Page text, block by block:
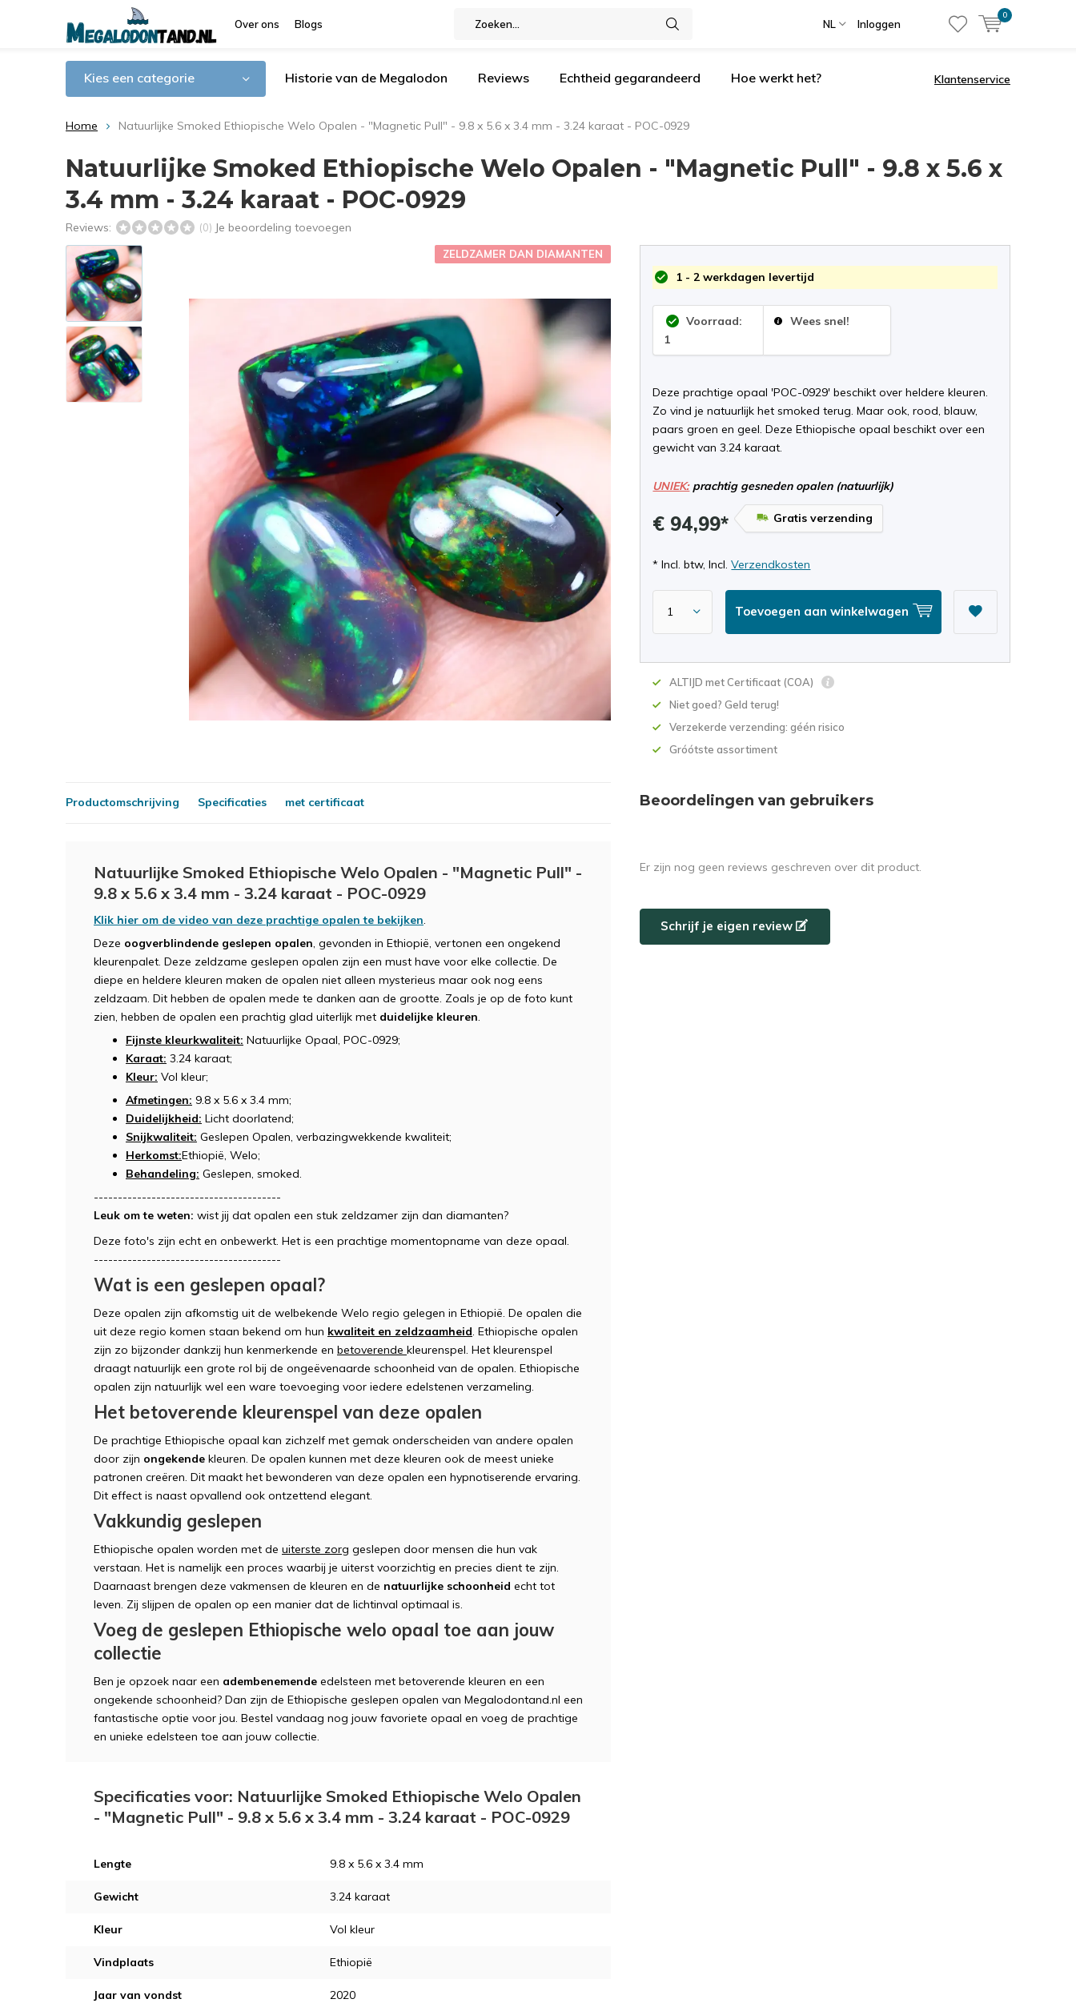
Over ons Blogs NL Inloggen
0
Kies een categorie Historie van de Megalodon Reviews Echtheid gegarandeerd Hoe werkt het? Klantenservice
Home Natuurlijke Smoked Ethiopische Welo Opalen - "Magnetic Pull" - 9.8 x 5.6 x 3.4 mm - 3.24 karaat - POC-0929
Natuurlijke Smoked Ethiopische Welo Opalen - "Magnetic Pull" - 9.8 x 5.6 x
3.4 mm - 3.24 karaat - POC-0929
Reviews: (0) Je beoordeling toevoegen
ZELDZAMER DAN DIAMANTEN
1 - 2 werkdagen levertijd
Voorraad:
1
Wees snel!
Deze prachtige opaal 'POC-0929' beschikt over heldere kleuren.
Zo vind je natuurlijk het smoked terug. Maar ook, rood, blauw,
paars groen en geel. Deze Ethiopische opaal beschikt over een
gewicht van 3.24 karaat.
UNIEK:prachtig gesneden opalen (natuurlijk)
€ 94,99* Gratis verzending
* Incl. btw, Incl.Verzendkosten
Toevoegen aan winkelwagen
ALTIJD met Certificaat (COA)
Niet goed? Geld terug!
Verzekerde verzending: géén risico
Gróótste assortiment
Productomschrijving Specificaties met certificaat
Natuurlijke Smoked Ethiopische Welo Opalen - "Magnetic Pull" -
9.8 x 5.6 x 3.4 mm - 3.24 karaat - POC-0929
Klik hier om de video van deze prachtige opalen te bekijken
Deze oogverblindende geslepen opalen , gevonden in Ethiopië, vertonen een ongekend
kleurenpalet. Deze zeldzame geslepen opalen zijn een must have voor elke collectie. De
diepe en heldere kleuren maken de opalen niet alleen mysterieus maar ook nog eens
zeldzaam. Dit hebben de opalen mede te danken aan de grootte. Zoals je op de foto kunt
zien, hebben de opalen een prachtig glad uiterlijk met duidelijke kleuren
Fijnste kleurkwaliteit: Natuurlijke Opaal, POC-0929;
Karaat: 3.24 karaat;
Kleur: Vol kleur;
Afmetingen: 9.8 x 5.6 x 3.4 mm;
Duidelijkheid: Licht doorlatend;
Snijkwaliteit: Geslepen Opalen, verbazingwekkende kwaliteit;
Herkomst:Ethiopië, Welo;
Behandeling: Geslepen, smoked.
---------------------------------------
Leuk om te weten: wist jij dat opalen een stuk zeldzamer zijn dan diamanten?
Deze foto's zijn echt en onbewerkt. Het is een prachtige momentopname van deze opaal.
---------------------------------------
Wat is een geslepen opaal?
Deze opalen zijn afkomstig uit de welbekende Welo regio gelegen in Ethiopië. De opalen die
uit deze regio komen staan bekend om hun kwaliteit en zeldzaamheid . Ethiopische opalen
zijn zo bijzonder dankzij hun kenmerkende en betoverende kleurenspel. Het kleurenspel
draagt natuurlijk een grote rol bij de ongeëvenaarde schoonheid van de opalen. Ethiopische
opalen zijn natuurlijk wel een ware toevoeging voor iedere edelstenen verzameling.
Het betoverende kleurenspel van deze opalen
De prachtige Ethiopische opaal kan zichzelf met gemak onderscheiden van andere opalen
door zijn ongekende kleuren. De opalen kunnen met deze kleuren ook de meest unieke
patronen creëren. Dit maakt het bewonderen van deze opalen een hypnotiserende ervaring.
Dit effect is naast opvallend ook ontzettend elegant.
Vakkundig geslepen
Ethiopische opalen worden met de uiterste zorg geslepen door mensen die hun vak
verstaan. Het is namelijk een proces waarbij je uiterst voorzichtig en precies dient te zijn.
Daarnaast brengen deze vakmensen de kleuren en de natuurlijke schoonheid echt tot
leven. Zij slijpen de opalen op een manier dat de lichtinval optimaal is.
Voeg de geslepen Ethiopische welo opaal toe aan jouw
collectie
Ben je opzoek naar een adembenemende edelsteen met betoverende kleuren en een
ongekende schoonheid? Dan zijn de Ethiopische geslepen opalen van Megalodontand.nl een
fantastische optie voor jou. Bestel vandaag nog jouw favoriete opaal en voeg de prachtige
en unieke edelsteen toe aan jouw collectie.
Specificaties voor: Natuurlijke Smoked Ethiopische Welo Opalen
- "Magnetic Pull" - 9.8 x 5.6 x 3.4 mm - 3.24 karaat - POC-0929
Lengte 9.8 x 5.6 x 3.4 mm
Gewicht 3.24 karaat
Kleur Vol kleur
Vindplaats Ethiopië
Jaar van vondst 2020
Beoordelingen van gebruikers
Er zijn nog geen reviews geschreven over dit product.
Schrijf je eigen review